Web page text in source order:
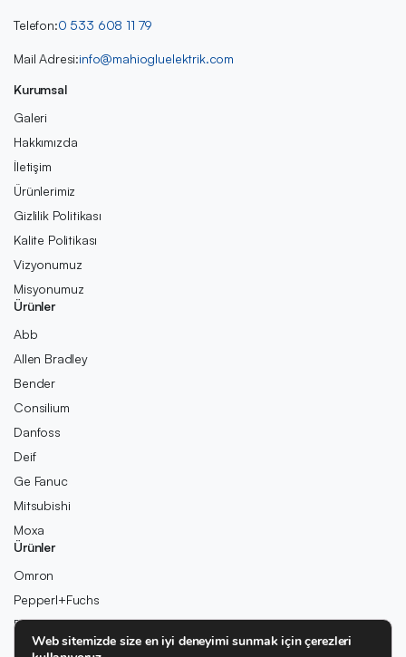
Telefon:0 533 608 11 79
Mail Adresi:info@mahiogluelektrik.com
Kurumsal
Galeri
Hakkımızda
İletişim
Ürünlerimiz
Gizlilik Politikası
Kalite Politikası
Vizyonumuz
Misyonumuz
Ürünler
Abb
Allen Bradley
Bender
Consilium
Danfoss
Deif
Ge Fanuc
Mitsubishi
Moxa
Ürünler
Omron
Pepperl+Fuchs
Pilz
Rexroth
Web sitemizde size en iyi deneyimi sunmak için çerezleri